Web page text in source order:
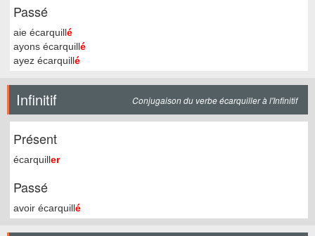
Passé
aie écarquillé
ayons écarquillé
ayez écarquillé
Infinitif Conjugaison du verbe écarquiller à l'Infinitif
Présent
écarquiller
Passé
avoir écarquillé